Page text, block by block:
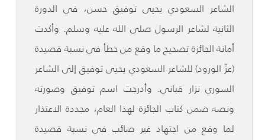
الشاعر السعودي يحيى توفيق حسن، في الدورة
الثانية لشاعر الرسول صلى الله عليه وسلم. وأكدت
أمانة الجائزة تصحيح ما وقع من خطأ في نسبة قصيدة
(عزّ الورود) للشاعر السعودي يحيى توفيق إلى الشاعر
السوري نزار قباني. وأدرجت اسم توفيق وصورته
ونصه ضمن كتاب الجائزة لهذا العام، مجددة الاعتذار
لما وقع من اجتهاد غير صائب في نسبة قصيدة